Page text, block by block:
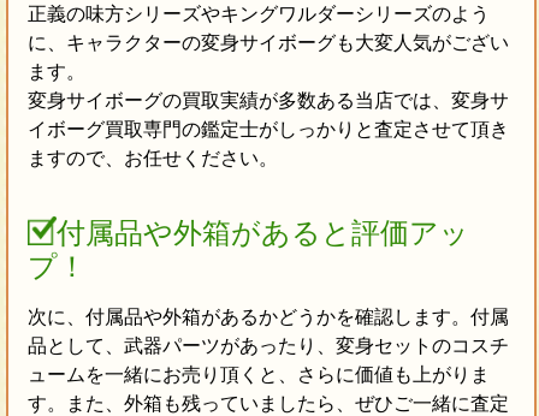
正義の味方シリーズやキングワルダーシリーズのよう
に、キャラクターの変身サイボーグも大変人気がござい
ます。
変身サイボーグの買取実績が多数ある当店では、変身サ
イボーグ買取専門の鑑定士がしっかりと査定させて頂き
ますので、お任せください。
付属品や外箱があると評価アッ
プ！
次に、付属品や外箱があるかどうかを確認します。付属
品として、武器パーツがあったり、変身セットのコスチ
ュームを一緒にお売り頂くと、さらに価値も上がりま
す。また、外箱も残っていましたら、ぜひご一緒に査定